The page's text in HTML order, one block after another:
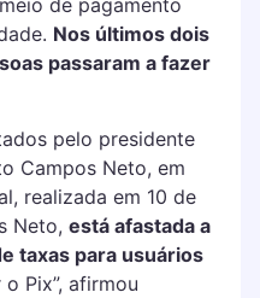
de pagamento
Nos últimos dois
passaram a fazer
pelo presidente
Campos Neto, em
realizada em 10 de
Neto, está afastada a
taxas para usuários
Pix”, afirmou